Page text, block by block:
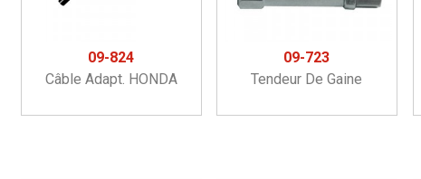
09-824
Câble Adapt. HONDA
09-723
Tendeur De Gaine